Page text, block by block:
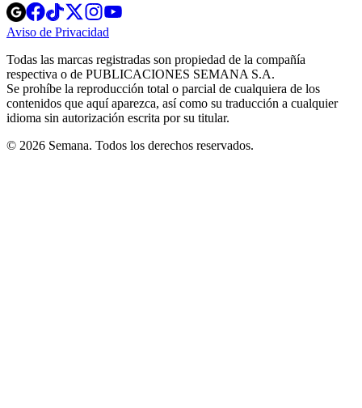
Opens
in
new
Opens
in
new
Opens
in
new
window
Opens
new
windowwindow
Aviso de Privacidad
new
window
Todas las marcas registradas son propiedad de la compañía
respectiva o de PUBLICACIONES SEMANA S.A.
Se prohíbe la reproducción total o parcial de cualquiera de los
contenidos que aquí aparezca, así como su traducción a cualquier
idioma sin autorización escrita por su titular.
© 2026 Semana. Todos los derechos reservados.